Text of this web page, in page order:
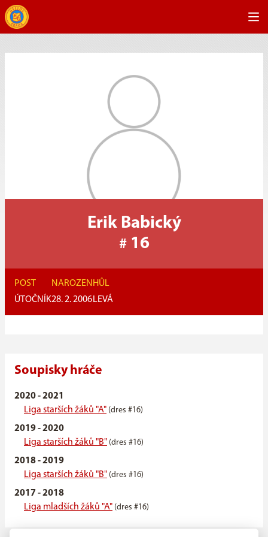
Erik Babický
# 16
POST
ÚTOČNÍK
NAROZEN
28. 2. 2006
HŮL
LEVÁ
Soupisky hráče
2020 - 2021
Liga starších žáků "A" (dres #16)
2019 - 2020
Liga starších žáků "B" (dres #16)
2018 - 2019
Liga starších žáků "B" (dres #16)
2017 - 2018
Liga mladších žáků "A" (dres #16)